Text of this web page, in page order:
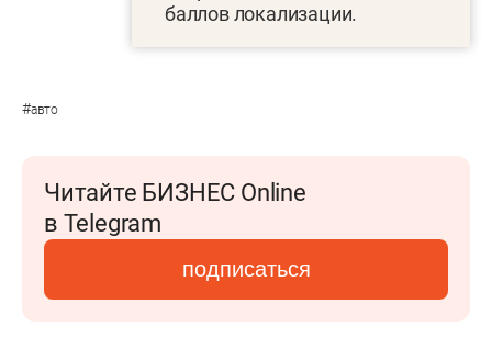
баллов локализации.
#авто
Читайте БИЗНЕС Online
в Telegram
подписаться